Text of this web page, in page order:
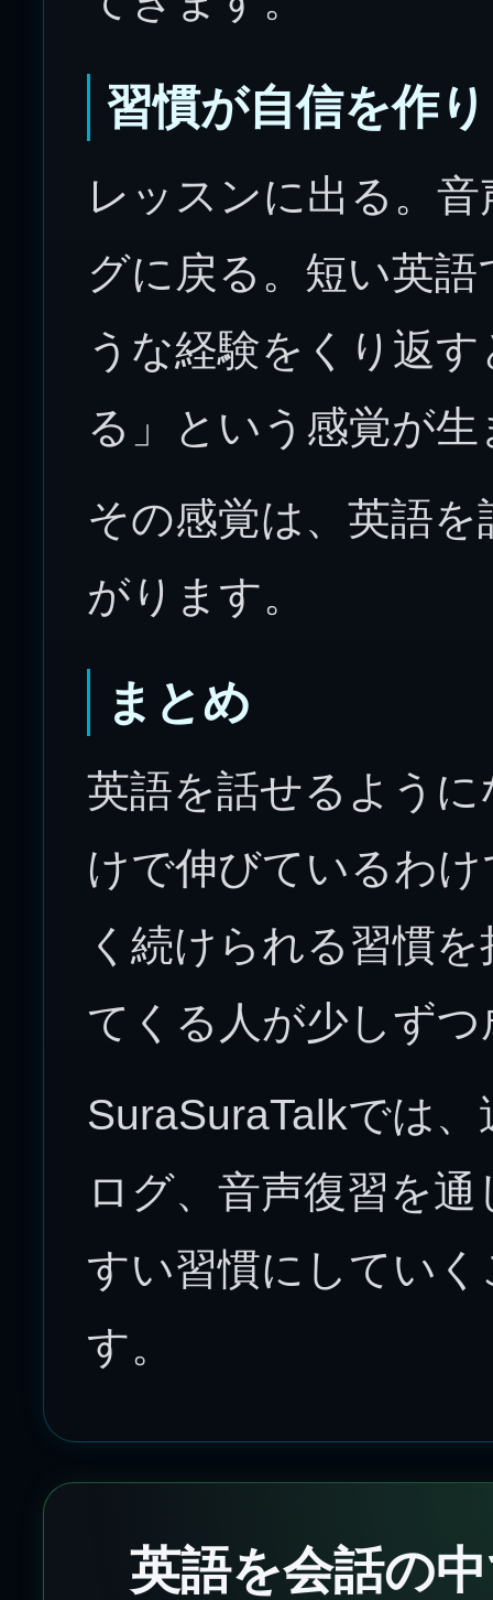
習慣が自信を作
レッスンに出る。
グに戻る。短い英
うな経験をくり返
る」という感覚が
その感覚は、英語
がります。
まとめ
英語を話せるよう
けで伸びているわ
く続けられる習慣
てくる人が少しず
SuraSuraTalkでは
ログ、音声復習を
すい習慣にしてい
す。
英語を会話の